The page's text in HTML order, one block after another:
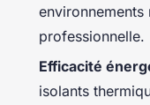
environnements
professionnelle.
Efficacité
isolants